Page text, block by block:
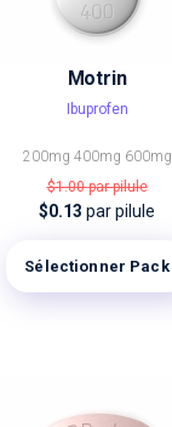
Motrin
Ibuprofen
200mg 400mg 600mg
$1.00par pilule
$0.13 par pilule
Sélectionner Pack